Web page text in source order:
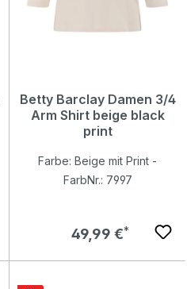
Betty Barclay Damen 3/4
Arm Shirt beige black
print
Farbe: Beige mit Print -
FarbNr.: 7997
Regulärer Preis:
49,99 €